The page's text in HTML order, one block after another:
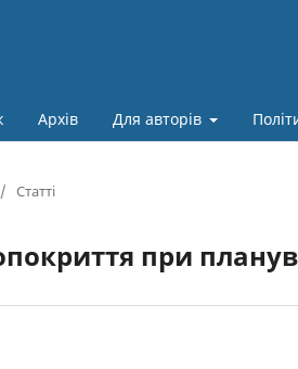
Архів Для авторів
/ Статті
при